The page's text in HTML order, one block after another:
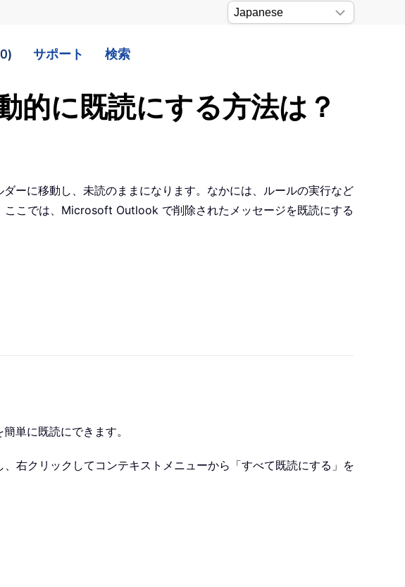
サポート 検索
的に既読にする方法は？
ーに移動し、未読のままになります。なかには、ルールの実行など
こでは、Microsoft Outlook で削除されたメッセージを既読にする
単に既読にできます。
右クリックしてコンテキストメニューから「すべて既読にする」を